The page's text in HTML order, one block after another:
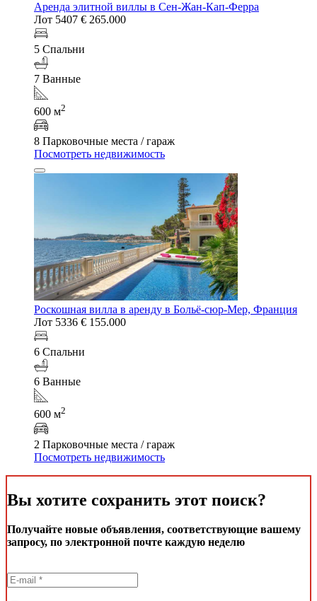
Аренда элитной виллы в Сен-Жан-Кап-Ферра
Лот 5407 € 265.000
5 Спальни
7 Ванные
600 м2
8 Парковочные места / гараж
Посмотреть недвижимость
Роскошная вилла в аренду в Больё-сюр-Мер, Франция
Лот 5336 € 155.000
6 Спальни
6 Ванные
600 м2
2 Парковочные места / гараж
Посмотреть недвижимость
Вы хотите сохранить этот поиск?
Получайте новые объявления, соответствующие вашему
запросу, по электронной почте каждую неделю